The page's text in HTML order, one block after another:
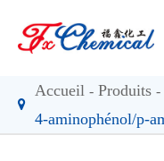
Accueil Produits
4-aminophénol/p-